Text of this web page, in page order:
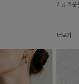
리뷰 카운
더보기